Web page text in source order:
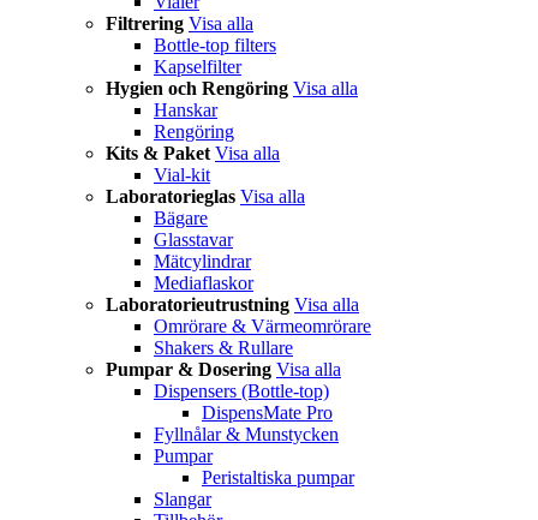
Filtrering Visa alla
Bottle-top filters
Kapselfilter
Hygien och Rengöring Visa alla
Hanskar
Rengöring
Kits & Paket Visa alla
Vial-kit
Laboratorieglas Visa alla
Bägare
Glasstavar
Mätcylindrar
Mediaflaskor
Laboratorieutrustning Visa alla
Omrörare & Värmeomrörare
Shakers & Rullare
Pumpar & Dosering Visa alla
Dispensers (Bottle-top)
DispensMate Pro
Fyllnålar & Munstycken
Pumpar
Peristaltiska pumpar
Slangar